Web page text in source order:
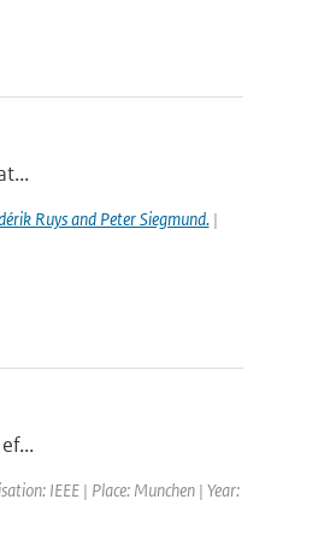
Ruys and Peter Siegmund.|
IEEE | Place: Munchen | Year: